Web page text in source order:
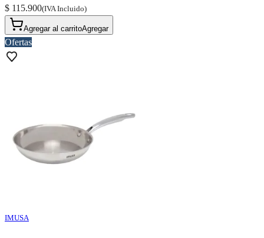
$ 115.900(IVA Incluido)
Agregar al carritoAgregar
Ofertas
IMUSA